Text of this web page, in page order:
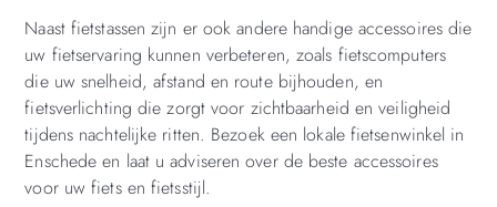
Naast fietstassen zijn er ook andere handige accessoires die
uw fietservaring kunnen verbeteren, zoals fietscomputers
die uw snelheid, afstand en route bijhouden, en
fietsverlichting die zorgt voor zichtbaarheid en veiligheid
tijdens nachtelijke ritten. Bezoek een lokale fietsenwinkel in
Enschede en laat u adviseren over de beste accessoires
voor uw fiets en fietsstijl.